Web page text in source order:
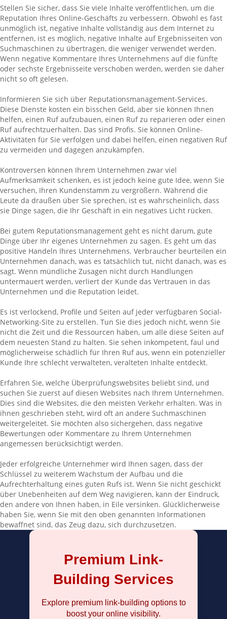
Stellen Sie sicher, dass Sie viele Inhalte veröffentlichen, um die
Reputation Ihres Online-Geschäfts zu verbessern. Obwohl es fast
unmöglich ist, negative Inhalte vollständig aus dem Internet zu
entfernen, ist es möglich, negative Inhalte auf Ergebnisseiten von
Suchmaschinen zu übertragen, die weniger verwendet werden.
Wenn negative Kommentare Ihres Unternehmens auf die fünfte
oder sechste Ergebnisseite verschoben werden, werden sie daher
nicht so oft gelesen.
Informieren Sie sich über Reputationsmanagement-Services.
Diese Dienste kosten ein bisschen Geld, aber sie können Ihnen
helfen, einen Ruf aufzubauen, einen Ruf zu reparieren oder einen
Ruf aufrechtzuerhalten. Das sind Profis. Sie können Online-
Aktivitäten für Sie verfolgen und dabei helfen, einen negativen Ruf
zu vermeiden und dagegen anzukämpfen.
Kontroversen können Ihrem Unternehmen zwar viel
Aufmerksamkeit schenken, es ist jedoch keine gute Idee, wenn Sie
versuchen, Ihren Kundenstamm zu vergrößern. Während die
Leute da draußen über Sie sprechen, ist es wahrscheinlich, dass
sie Dinge sagen, die Ihr Geschäft in ein negatives Licht rücken.
Bei gutem Reputationsmanagement geht es nicht darum, gute
Dinge über Ihr eigenes Unternehmen zu sagen. Es geht um das
positive Handeln Ihres Unternehmens. Verbraucher beurteilen ein
Unternehmen danach, was es tatsächlich tut, nicht danach, was es
sagt. Wenn mündliche Zusagen nicht durch Handlungen
untermauert werden, verliert der Kunde das Vertrauen in das
Unternehmen und die Reputation leidet.
Es ist verlockend, Profile und Seiten auf jeder verfügbaren Social-
Networking-Site zu erstellen. Tun Sie dies jedoch nicht, wenn Sie
nicht die Zeit und die Ressourcen haben, um alle diese Seiten auf
dem neuesten Stand zu halten. Sie sehen inkompetent, faul und
möglicherweise schädlich für Ihren Ruf aus, wenn ein potenzieller
Kunde Ihre schlecht verwalteten, veralteten Inhalte entdeckt.
Erfahren Sie, welche Überprüfungswebsites beliebt sind, und
suchen Sie zuerst auf diesen Websites nach Ihrem Unternehmen.
Dies sind die Websites, die den meisten Verkehr erhalten. Was in
ihnen geschrieben steht, wird oft an andere Suchmaschinen
weitergeleitet. Sie möchten also sichergehen, dass negative
Bewertungen oder Kommentare zu Ihrem Unternehmen
angemessen berücksichtigt werden.
Jeder erfolgreiche Unternehmer wird Ihnen sagen, dass der
Schlüssel zu weiterem Wachstum der Aufbau und die
Aufrechterhaltung eines guten Rufs ist. Wenn Sie nicht geschickt
über Unebenheiten auf dem Weg navigieren, kann der Eindruck,
den andere von Ihnen haben, in Eile versinken. Glücklicherweise
haben Sie, wenn Sie mit den oben genannten Informationen
bewaffnet sind, das Zeug dazu, sich durchzusetzen.
Premium Link-
Building Services
Explore premium link-building options to
boost your online visibility.